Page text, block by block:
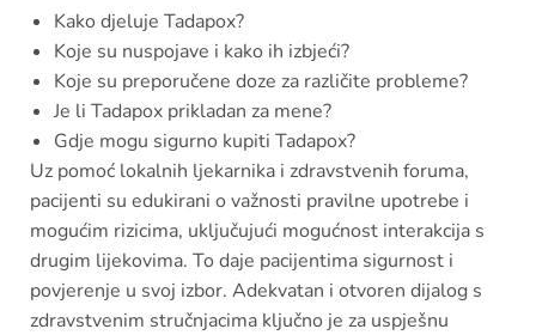
Kako djeluje Tadapox?
Koje su nuspojave i kako ih izbjeći?
Koje su preporučene doze za različite probleme?
Je li Tadapox prikladan za mene?
Gdje mogu sigurno kupiti Tadapox?
Uz pomoć lokalnih ljekarnika i zdravstvenih foruma,
pacijenti su edukirani o važnosti pravilne upotrebe i
mogućim rizicima, uključujući mogućnost interakcija s
drugim lijekovima. To daje pacijentima sigurnost i
povjerenje u svoj izbor. Adekvatan i otvoren dijalog s
zdravstvenim stručnjacima ključno je za uspješnu